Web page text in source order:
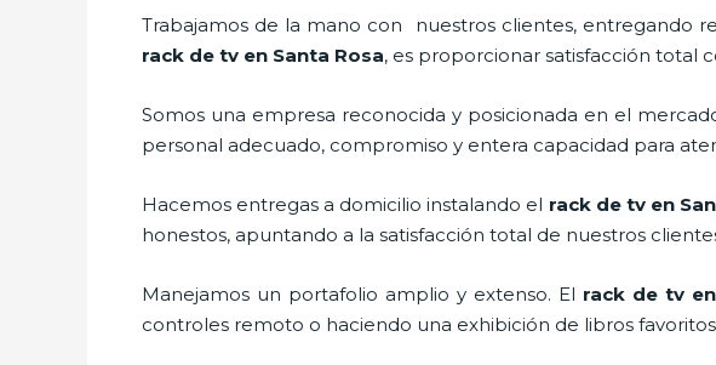
Trabajamos de la mano con nuestros clientes, entregando
rack de tv en Santa Rosa, es proporcionar satisfacción total
Somos una empresa reconocida y posicionada en el
personal adecuado, compromiso y entera capacidad para
Hacemos entregas a domicilio instalando el rack de tv en
honestos, apuntando a la satisfacción total de nuestros
Manejamos un portafolio amplio y extenso. El rack de tv
controles remoto o haciendo una exhibición de libros